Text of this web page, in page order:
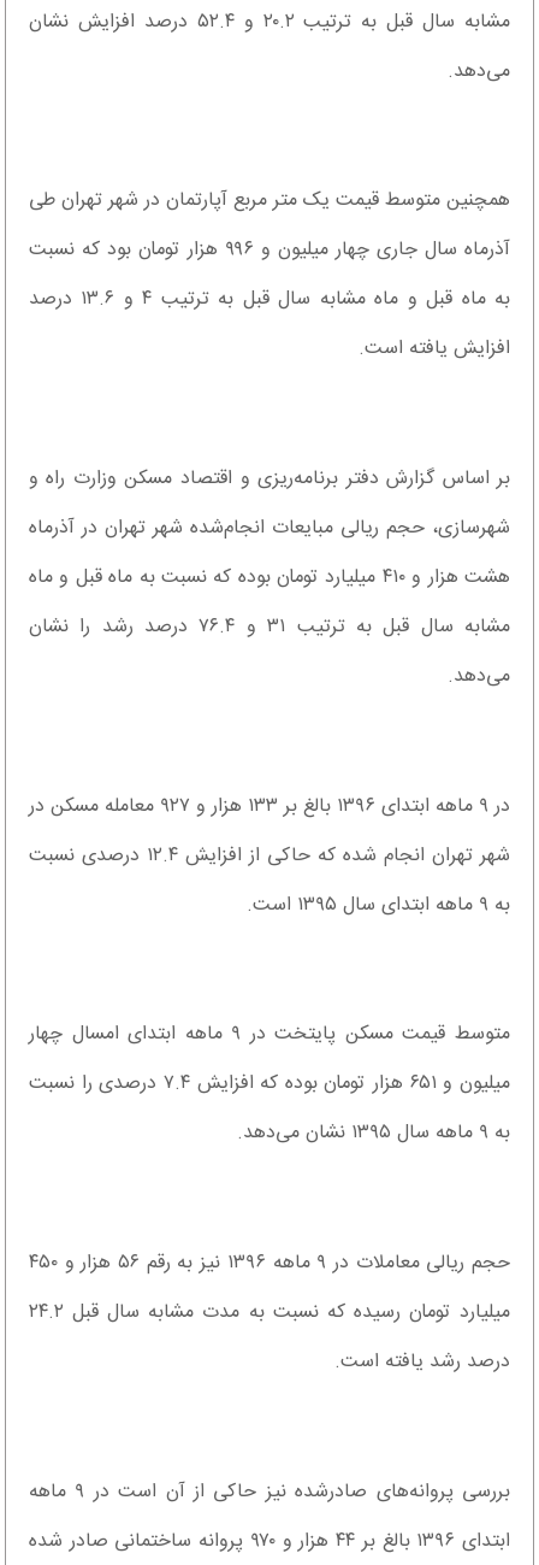
مشابه سال قبل به ترتیب ۲۰.۲ و ۵۲.۴ درصد افزایش نشان
می‌دهد.
همچنین متوسط قیمت یک متر مربع آپارتمان در شهر تهران طی
آذرماه سال جاری چهار میلیون و ۹۹۶ هزار تومان بود که نسبت
به ماه قبل و ماه مشابه سال قبل به ترتیب ۴ و ۱۳.۶ درصد
افزایش یافته است.
بر اساس گزارش دفتر برنامه‌ریزی و اقتصاد مسکن وزارت راه و
شهرسازی، حجم ریالی مبایعات انجام‌شده شهر تهران در آذرماه
هشت هزار و ۴۱۰ میلیارد تومان بوده که نسبت به ماه قبل و ماه
مشابه سال قبل به ترتیب ۳۱ و ۷۶.۴ درصد رشد را نشان
می‌دهد.
در ۹ ماهه ابتدای ۱۳۹۶ بالغ بر ۱۳۳ هزار و ۹۲۷ معامله مسکن در
شهر تهران انجام شده که حاکی از افزایش ۱۲.۴ درصدی نسبت
به ۹ ماهه ابتدای سال ۱۳۹۵ است.
متوسط قیمت مسکن پایتخت در ۹ ماهه ابتدای امسال چهار
میلیون و ۶۵۱ هزار تومان بوده که افزایش ۷.۴ درصدی را نسبت
به ۹ ماهه سال ۱۳۹۵ نشان می‌دهد.
حجم ریالی معاملات در ۹ ماهه ۱۳۹۶ نیز به رقم ۵۶ هزار و ۴۵۰
میلیارد تومان رسیده که نسبت به مدت مشابه سال قبل ۲۴.۲
درصد رشد یافته است.
بررسی پروانه‌های صادرشده نیز حاکی از آن است در ۹ ماهه
ابتدای ۱۳۹۶ بالغ بر ۴۴ هزار و ۹۷۰ پروانه ساختمانی صادر شده